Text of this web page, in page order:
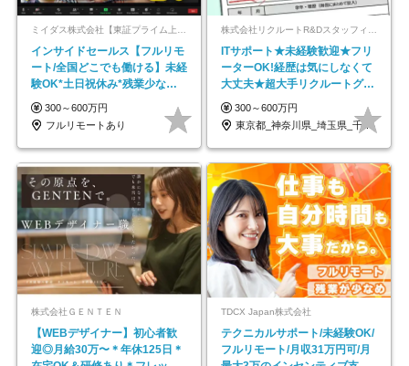
インサイドセールス【フルリモ
ート/全国どこでも働ける】未経
験OK*土日祝休み*残業少なめ*
在宅勤務手当あり
300～600万円
フルリモートあり
ITサポート★未経験歓迎★フリ
ーターOK!経歴は気にしなくて
大丈夫★超大手リクルートグル
ープの正社員/sg
300～600万円
東京都_神奈川県_埼玉県_千葉県_大阪府…
株式会社ＧＥＮＴＥＮ
【WEBデザイナー】初⼼者歓
迎◎⽉給30万〜＊年休125⽇＊
TDCX Japan株式会社
テクニカルサポート/未経験OK/
フルリモート/月収31万円可/月